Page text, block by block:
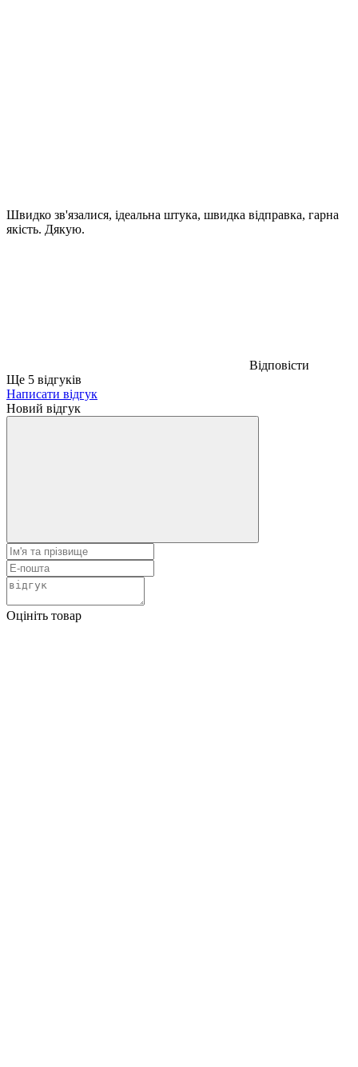
Швидко зв'язалися, ідеальна штука, швидка відправка, гарна
якість. Дякую.
Відповісти
Ще 5 відгуків
Написати відгук
Новий відгук
Оцініть товар